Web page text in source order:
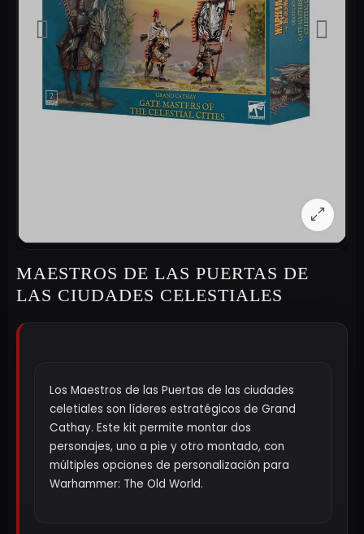
MAESTROS DE LAS PUERTAS DE
LAS CIUDADES CELESTIALES
Los Maestros de las Puertas de las ciudades
celetiales son líderes estratégicos de Grand
Cathay. Este kit permite montar dos
personajes, uno a pie y otro montado, con
múltiples opciones de personalización para
Warhammer: The Old World.